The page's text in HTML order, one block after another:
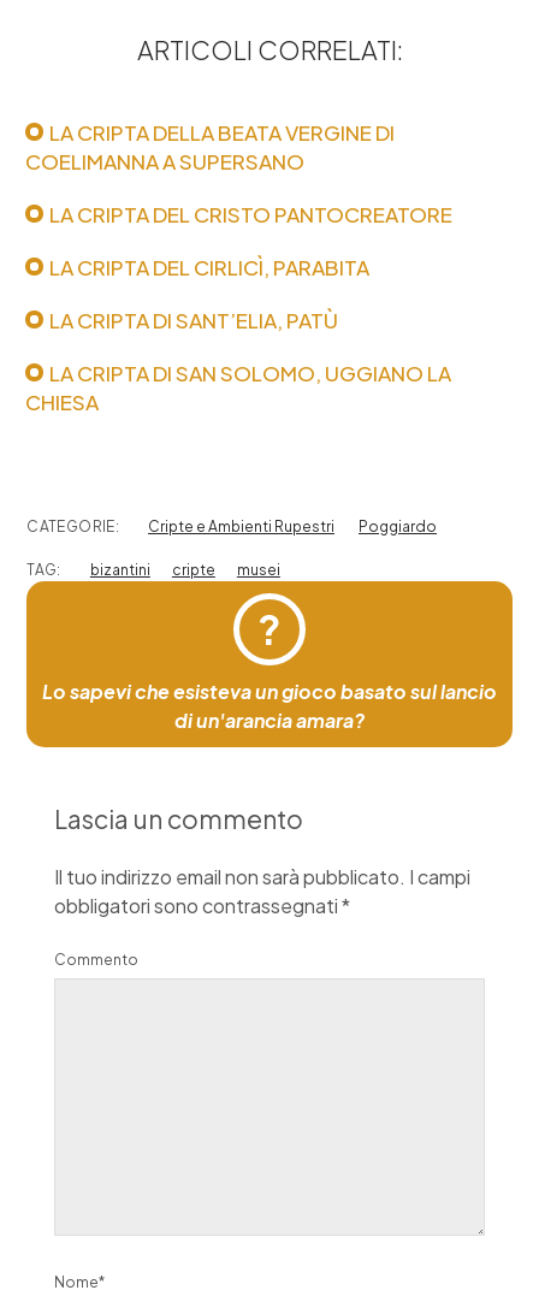
ARTICOLI CORRELATI:
LA CRIPTA DELLA BEATA VERGINE DI
COELIMANNA A SUPERSANO
LA CRIPTA DEL CRISTO PANTOCREATORE
LA CRIPTA DEL CIRLICÌ, PARABITA
LA CRIPTA DI SANT’ELIA, PATÙ
LA CRIPTA DI SAN SOLOMO, UGGIANO LA
CHIESA
CATEGORIE: Cripte e Ambienti Rupestri Poggiardo
TAG: bizantini cripte musei
?
Lo sapevi che esisteva un gioco basato sul lancio
di un'arancia amara?
Lascia un commento
Il tuo indirizzo email non sarà pubblicato. I campi
obbligatori sono contrassegnati*
Commento
Nome*